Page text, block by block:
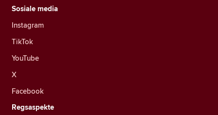
Sosiale media
Instagram
TikTok
YouTube
X
Facebook
Regsaspekte